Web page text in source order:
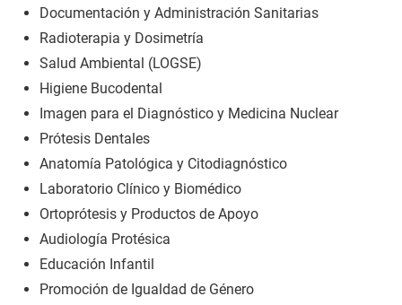
Documentación y Administración Sanitarias
Radioterapia y Dosimetría
Salud Ambiental (LOGSE)
Higiene Bucodental
Imagen para el Diagnóstico y Medicina Nuclear
Prótesis Dentales
Anatomía Patológica y Citodiagnóstico
Laboratorio Clínico y Biomédico
Ortoprótesis y Productos de Apoyo
Audiología Protésica
Educación Infantil
Promoción de Igualdad de Género